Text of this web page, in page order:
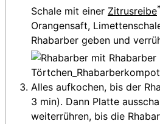
Schale mit einer Zitrusreibe*
Orangensaft,
Rhabarber geben und
Alles aufkochen, bis der
3 min). Dann Platte
weiterrühren, bis die